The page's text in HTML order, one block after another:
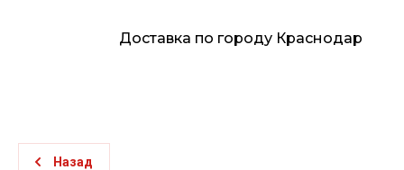
Доставка по городу Краснодар
Назад